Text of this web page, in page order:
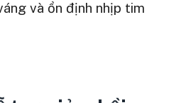
và ổn định nhịp tim